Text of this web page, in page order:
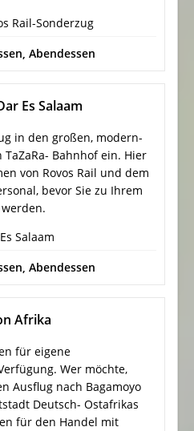
Rail-Sonderzug
, Abendessen
Es Salaam
in den großen, modern-
Bahnhof ein. Hier
von Rovos Rail und dem
bevor Sie zu Ihrem
Salaam
, Abendessen
Afrika
für eigene
Wer möchte,
Ausflug nach Bagamoyo
Deutsch- Ostafrikas
für den Handel mit